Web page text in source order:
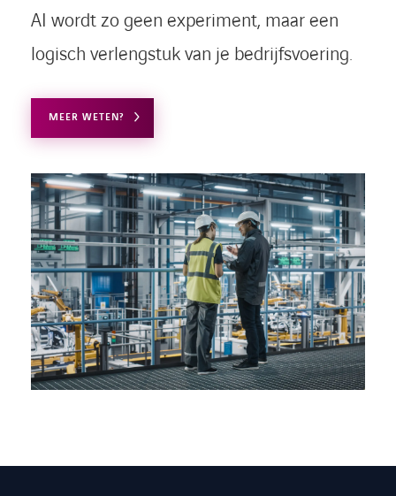
AI wordt zo geen experiment, maar een
logisch verlengstuk van je bedrijfsvoering.
MEER WETEN?